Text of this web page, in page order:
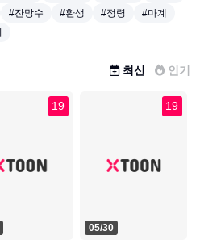
#잔망수 #환생 #정령
#마계
최신 인기
19 19
05/30